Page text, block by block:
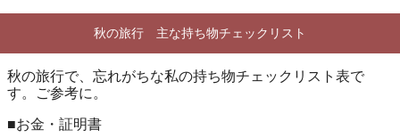
秋の旅行 主な持ち物チェックリスト
秋の旅行で、忘れがちな私の持ち物チェックリスト表で
す。ご参考に。
■お金・証明書